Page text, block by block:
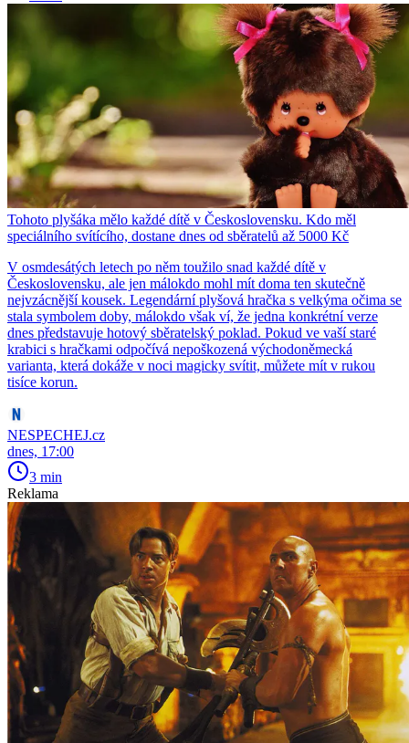
Tohoto plyšáka mělo každé dítě v Československu. Kdo měl
speciálního svítícího, dostane dnes od sběratelů až 5000 Kč
V osmdesátých letech po něm toužilo snad každé dítě v
Československu, ale jen málokdo mohl mít doma ten skutečně
nejvzácnější kousek. Legendární plyšová hračka s velkýma očima se
stala symbolem doby, málokdo však ví, že jedna konkrétní verze
dnes představuje hotový sběratelský poklad. Pokud ve vaší staré
krabici s hračkami odpočívá nepoškozená východoněmecká
varianta, která dokáže v noci magicky svítit, můžete mít v rukou
tisíce korun.
NESPECHEJ.cz
dnes, 17:00
3 min
Reklama